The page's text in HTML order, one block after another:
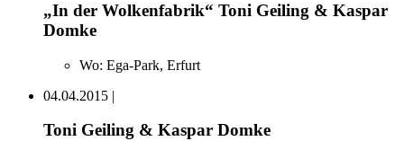
„In der Wolkenfabrik“ Toni Geiling & Kaspar
Domke
Wo: Ega-Park, Erfurt
04.04.2015 |
Toni Geiling & Kaspar Domke